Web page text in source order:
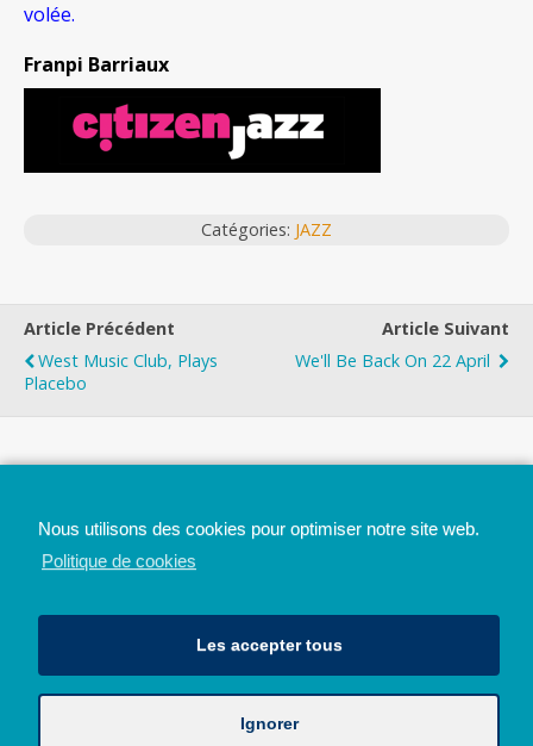
volée.
Franpi Barriaux
Catégories: JAZZ
Article Précédent
West Music Club, Plays
Placebo
Article Suivant
We'll Be Back On 22 April
Avec le soutien de la Province de Liège
Nous utilisons des cookies pour optimiser notre site web.
Politique de cookies
Les accepter tous
Ignorer